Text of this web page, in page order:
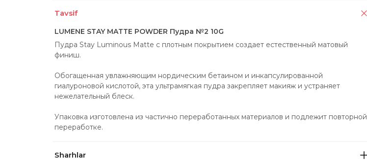
Tavsif
LUMENE STAY MATTE POWDER Пудра №2 10G
Пудра Stay Luminous Matte с плотным покрытием создает естественный матовый
финиш.
Обогащенная увлажняющим нордическим бетаином и инкапсулированной
гиалуроновой кислотой, эта ультрамягкая пудра закрепляет макияж и устраняет
нежелательный блеск.
Упаковка изготовлена ​​из частично переработанных материалов и подлежит повторной
переработке.
Sharhlar